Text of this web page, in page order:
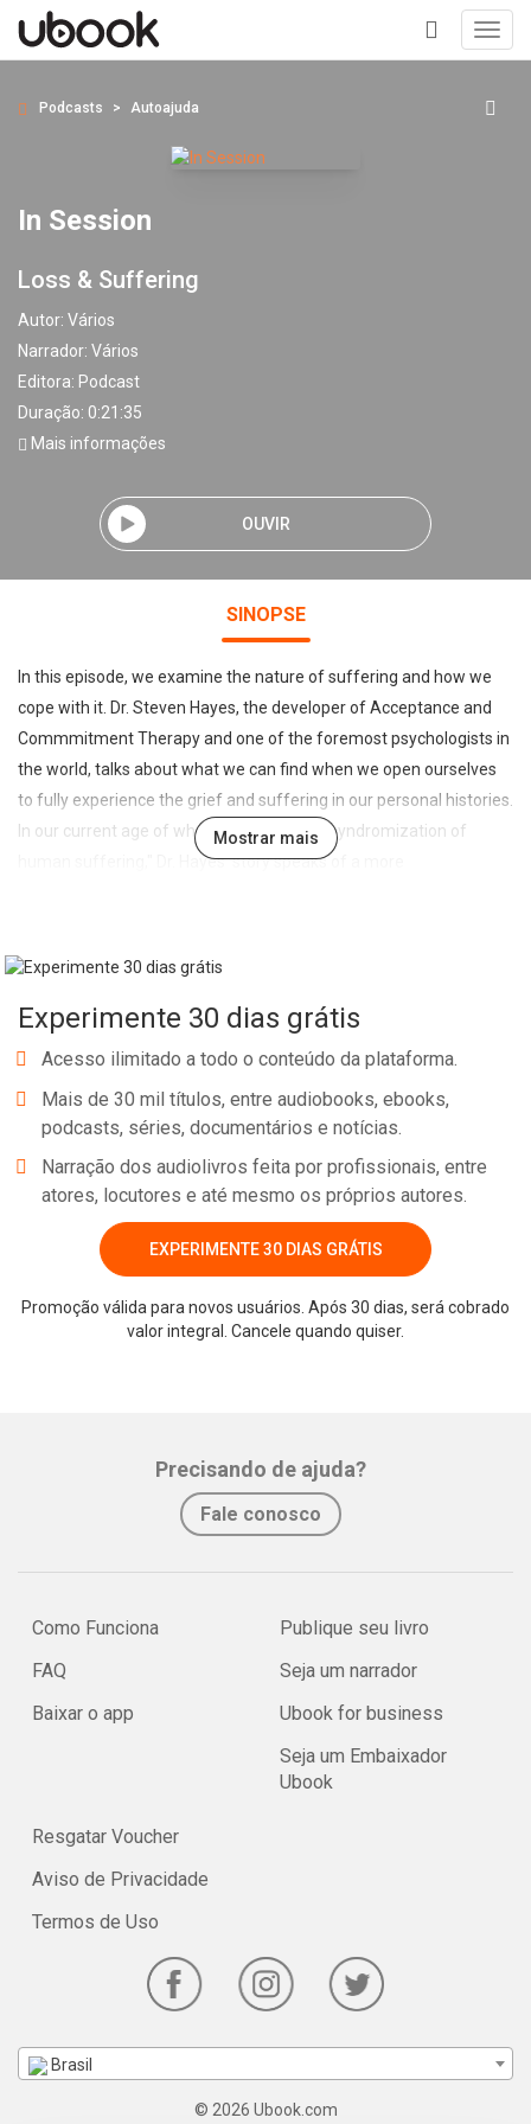
+
Podcasts Autoajuda
In Session
Loss & Suffering
Autor: Vários
Narrador: Vários
Editora: Podcast
Duração: 0:21:35
Mais informações
OUVIR
SINOPSE
In this episode, we examine the nature of suffering and how we
cope with it. Dr. Steven Hayes, the developer of Acceptance and
Commmitment Therapy and one of the foremost psychologists in
the world, talks about what we can find when we open ourselves
to fully experience the grief and suffering in our personal histories.
In our current age of what he termed the "syndromization of
human suffering," Dr. Hayes' story speaks of a more
Parallel to Dr. Hayes' story, we talk with someone close to the
silence.
Mostrar mais
Experimente 30 dias grátis
Acesso ilimitado a todo o conteúdo da plataforma.
Mais de 30 mil títulos, entre audiobooks, ebooks,
podcasts, séries, documentários e notícias.
Narração dos audiolivros feita por profissionais, entre
atores, locutores e até mesmo os próprios autores.
EXPERIMENTE 30 DIAS GRÁTIS
Promoção válida para novos usuários. Após 30 dias, será cobrado
valor integral. Cancele quando quiser.
Precisando de ajuda?
Fale conosco
Como Funciona
FAQ
Baixar o app
Publique seu livro
Seja um narrador
Ubook for business
Seja um Embaixador
Ubook
Resgatar Voucher
Aviso de Privacidade
Termos de Uso
Brasil
© 2026 Ubook.com